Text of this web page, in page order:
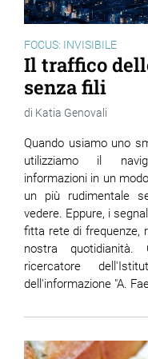
FOCUS: INVISIBILE
Il traffico
senza fili
Katia Genovali
Quando usiamo uno
utilizziamo il
informazioni in un
un più rudimentale
vedere. Eppure, i
fitta rete di frequenze,
nostra
ricercatore
dell'informazione "A.